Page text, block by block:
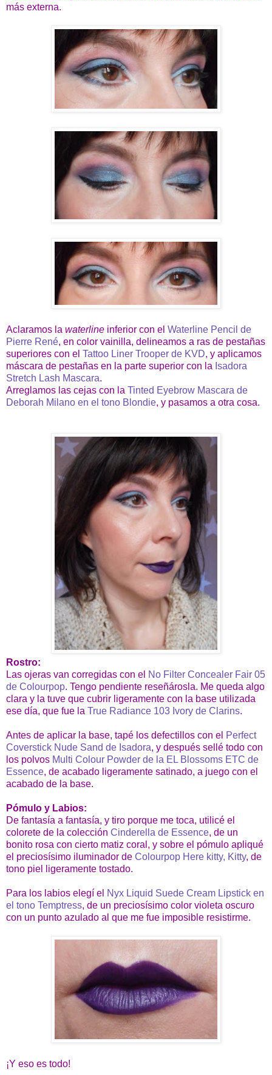
más externa.
Aclaramos la waterline inferior con el Waterline Pencil de
Pierre René, en color vainilla, delineamos a ras de pestañas
superiores con el Tattoo Liner Trooper de KVD, y aplicamos
máscara de pestañas en la parte superior con la Isadora
Stretch Lash Mascara.
Arreglamos las cejas con la Tinted Eyebrow Mascara de
Deborah Milano en el tono Blondie, y pasamos a otra cosa.
Rostro:
Las ojeras van corregidas con el No Filter Concealer Fair 05
de Colourpop. Tengo pendiente reseñárosla. Me queda algo
clara y la tuve que cubrir ligeramente con la base utilizada
ese día, que fue la True Radiance 103 Ivory de Clarins.
Antes de aplicar la base, tapé los defectillos con el Perfect
Coverstick Nude Sand de Isadora, y después sellé todo con
los polvos Multi Colour Powder de la EL Blossoms ETC de
Essence, de acabado ligeramente satinado, a juego con el
acabado de la base.
Pómulo y Labios:
De fantasía a fantasía, y tiro porque me toca, utilicé el
colorete de la colección Cinderella de Essence, de un
bonito rosa con cierto matiz coral, y sobre el pómulo apliqué
el preciosísimo iluminador de Colourpop Here kitty, Kitty, de
tono piel ligeramente tostado.
Para los labios elegí el Nyx Liquid Suede Cream Lipstick en
el tono Temptress, de un preciosísimo color violeta oscuro
con un punto azulado al que me fue imposible resistirme.
¡Y eso es todo!